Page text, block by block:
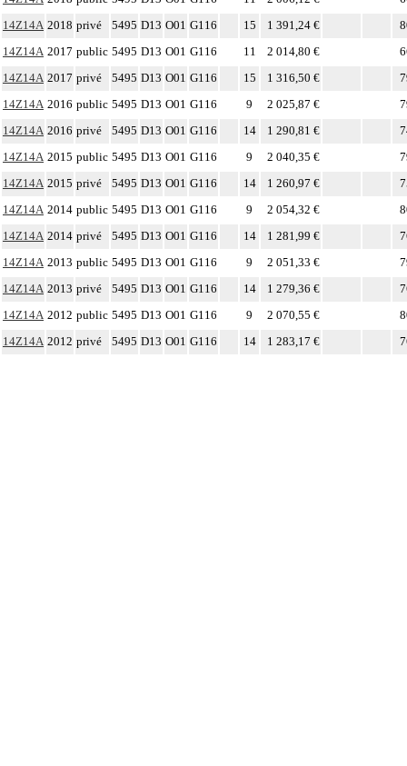
14Z14A 2018 privé 5495 D13 O01 G116 15 1 391,24 €
14Z14A 2017 public 5495 D13 O01 G116 11 2 014,80 €
14Z14A 2017 privé 5495 D13 O01 G116 15 1 316,50 €
14Z14A 2016 public 5495 D13 O01 G116 9 2 025,87 €
14Z14A 2016 privé 5495 D13 O01 G116 14 1 290,81 €
14Z14A 2015 public 5495 D13 O01 G116 9 2 040,35 €
14Z14A 2015 privé 5495 D13 O01 G116 14 1 260,97 €
14Z14A 2014 public 5495 D13 O01 G116 9 2 054,32 €
14Z14A 2014 privé 5495 D13 O01 G116 14 1 281,99 €
14Z14A 2013 public 5495 D13 O01 G116 9 2 051,33 €
14Z14A 2013 privé 5495 D13 O01 G116 14 1 279,36 €
14Z14A 2012 public 5495 D13 O01 G116 9 2 070,55 €
14Z14A 2012 privé 5495 D13 O01 G116 14 1 283,17 €